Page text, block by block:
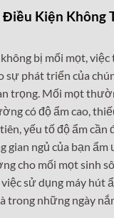
Điều Kiện Không
bị mối mọt, việc
sự phát triển của
trọng. Mối mọt
có độ ẩm cao,
yếu tố độ ẩm cần
gian ngủ của bạn
cho mối mọt sinh
sử dụng máy hút
trong những ngày